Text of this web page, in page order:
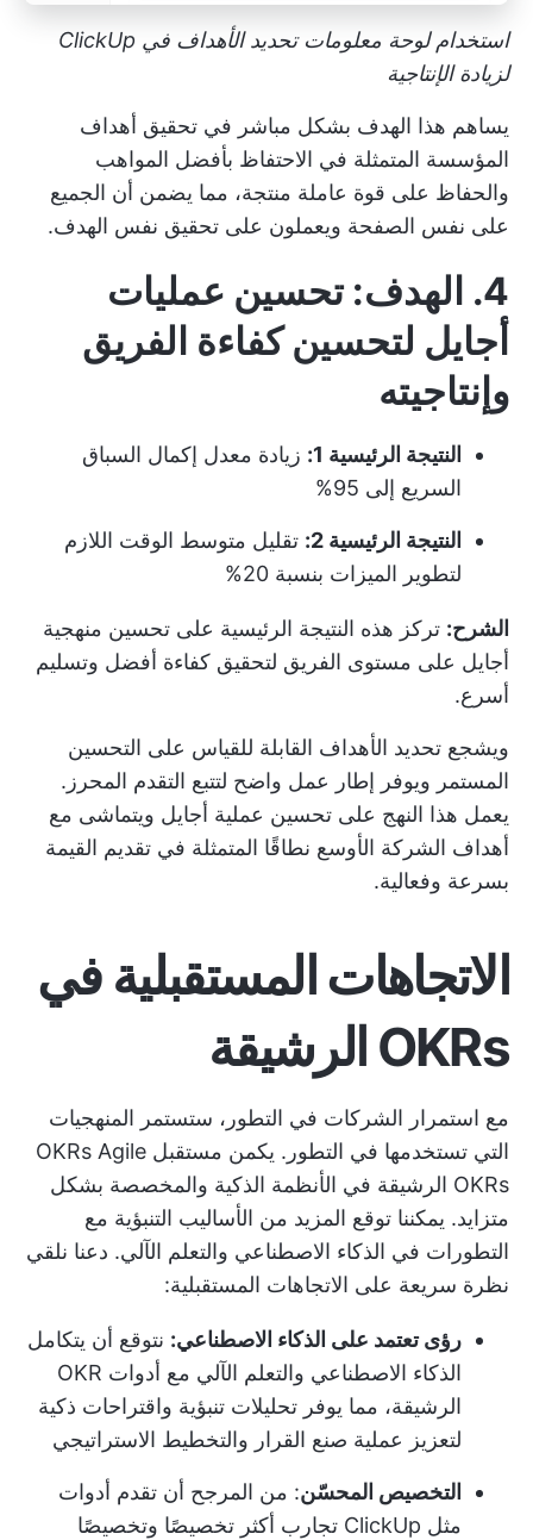
استخدام لوحة معلومات تحديد الأهداف في ClickUp
لزيادة الإنتاجية
يساهم هذا الهدف بشكل مباشر في تحقيق أهداف
المؤسسة المتمثلة في الاحتفاظ بأفضل المواهب
والحفاظ على قوة عاملة منتجة، مما يضمن أن الجميع
على نفس الصفحة ويعملون على تحقيق نفس الهدف.
4. الهدف: تحسين عمليات
أجايل لتحسين كفاءة الفريق
وإنتاجيته
النتيجة الرئيسية 1:
زيادة معدل إكمال السباق
السريع إلى 95%
النتيجة الرئيسية 2:
تقليل متوسط الوقت اللازم
لتطوير الميزات بنسبة 20%
الشرح: تركز هذه النتيجة الرئيسية على تحسين منهجية
أجايل على مستوى الفريق لتحقيق كفاءة أفضل وتسليم
أسرع.
ويشجع تحديد الأهداف القابلة للقياس على التحسين
المستمر ويوفر إطار عمل واضح لتتبع التقدم المحرز.
يعمل هذا النهج على تحسين عملية أجايل ويتماشى مع
أهداف الشركة الأوسع نطاقًا المتمثلة في تقديم القيمة
بسرعة وفعالية.
الاتجاهات المستقبلية في
OKRs الرشيقة
مع استمرار الشركات في التطور، ستستمر المنهجيات
التي تستخدمها في التطور. يكمن مستقبل OKRs Agile
OKRs الرشيقة في الأنظمة الذكية والمخصصة بشكل
متزايد. يمكننا توقع المزيد من الأساليب التنبؤية مع
التطورات في الذكاء الاصطناعي والتعلم الآلي. دعنا نلقي
نظرة سريعة على الاتجاهات المستقبلية:
رؤى تعتمد على الذكاء الاصطناعي: نتوقع أن يتكامل
الذكاء الاصطناعي والتعلم الآلي مع أدوات OKR
الرشيقة، مما يوفر تحليلات تنبؤية واقتراحات ذكية
لتعزيز عملية صنع القرار والتخطيط الاستراتيجي
التخصيص المحسّن: من المرجح أن تقدم أدوات
مثل ClickUp تجارب أكثر تخصيصًا وتخصيصًا